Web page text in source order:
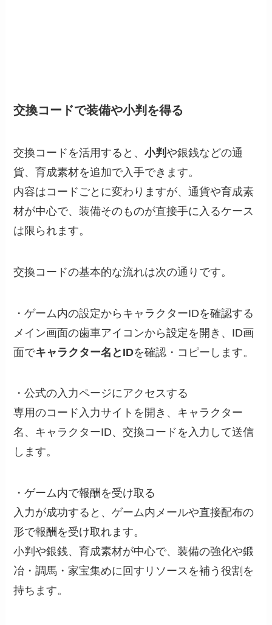
交換コードで装備や小判を得る
交換コードを活用すると、小判や銀銭などの通
貨、育成素材を追加で入手できます。
内容はコードごとに変わりますが、通貨や育成素
材が中心で、装備そのものが直接手に入るケース
は限られます。
交換コードの基本的な流れは次の通りです。
・ゲーム内の設定からキャラクターIDを確認する
メイン画面の歯車アイコンから設定を開き、ID画
面でキャラクター名とIDを確認・コピーします。
・公式の入力ページにアクセスする
専用のコード入力サイトを開き、キャラクター
名、キャラクターID、交換コードを入力して送信
します。
・ゲーム内で報酬を受け取る
入力が成功すると、ゲーム内メールや直接配布の
形で報酬を受け取れます。
小判や銀銭、育成素材が中心で、装備の強化や鍛
冶・調馬・家宝集めに回すリソースを補う役割を
持ちます。